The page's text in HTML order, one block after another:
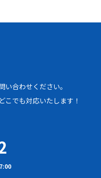
合わせください。
こでも対応いたします！